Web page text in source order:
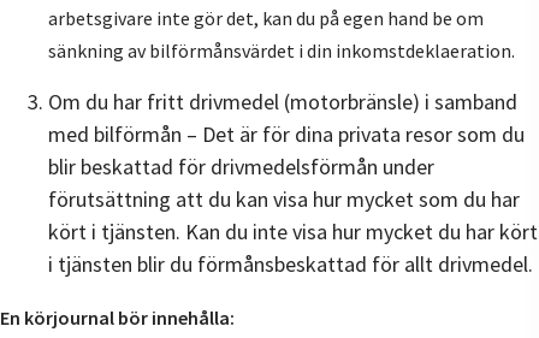
arbetsgivare inte gör det, kan du på egen hand be om
sänkning av bilförmånsvärdet i din inkomstdeklaeration.
Om du har fritt drivmedel (motorbränsle) i samband
med bilförmån – Det är för dina privata resor som du
blir beskattad för drivmedelsförmån under
förutsättning att du kan visa hur mycket som du har
kört i tjänsten. Kan du inte visa hur mycket du har kört
i tjänsten blir du förmånsbeskattad för allt drivmedel.
En körjournal bör innehålla: